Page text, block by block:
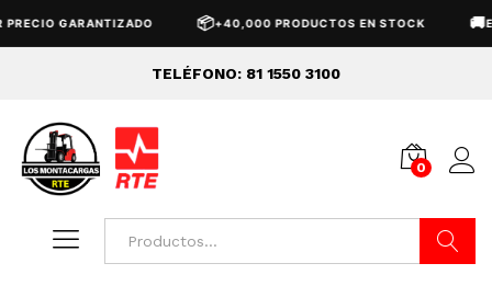
GARANTIZADO 📦+40,000 PRODUCTOS EN STOCK 🚚
TELÉFONO: 81 1550 3100
0